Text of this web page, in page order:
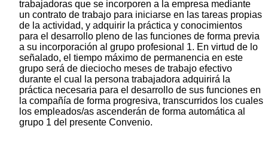
trabajadoras que se incorporen a la empresa mediante
un contrato de trabajo para iniciarse en las tareas propias
de la actividad, y adquirir la práctica y conocimientos
para el desarrollo pleno de las funciones de forma previa
a su incorporación al grupo profesional 1. En virtud de lo
señalado, el tiempo máximo de permanencia en este
grupo será de dieciocho meses de trabajo efectivo
durante el cual la persona trabajadora adquirirá la
práctica necesaria para el desarrollo de sus funciones en
la compañía de forma progresiva, transcurridos los cuales
los empleados/as ascenderán de forma automática al
grupo 1 del presente Convenio.